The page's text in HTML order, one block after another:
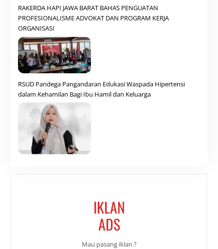
RAKERDA HAPI JAWA BARAT BAHAS PENGUATAN
PROFESIONALISME ADVOKAT DAN PROGRAM KERJA
ORGANISASI
RSUD Pandega Pangandaran Edukasi Waspada Hipertensi
dalam Kehamilan Bagi Ibu Hamil dan Keluarga
IKLAN
ADS
Mau pasang iklan ?